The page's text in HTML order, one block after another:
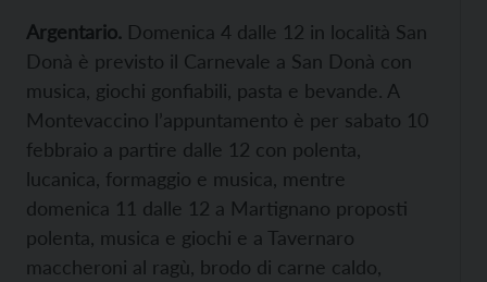
Argentario. Domenica 4 dalle 12 in località San
Donà è previsto il Carnevale a San Donà con
musica, giochi gonfiabili, pasta e bevande. A
Montevaccino l’appuntamento è per sabato 10
febbraio a partire dalle 12 con polenta,
lucanica, formaggio e musica, mentre
domenica 11 dalle 12 a Martignano proposti
polenta, musica e giochi e a Tavernaro
maccheroni al ragù, brodo di carne caldo,